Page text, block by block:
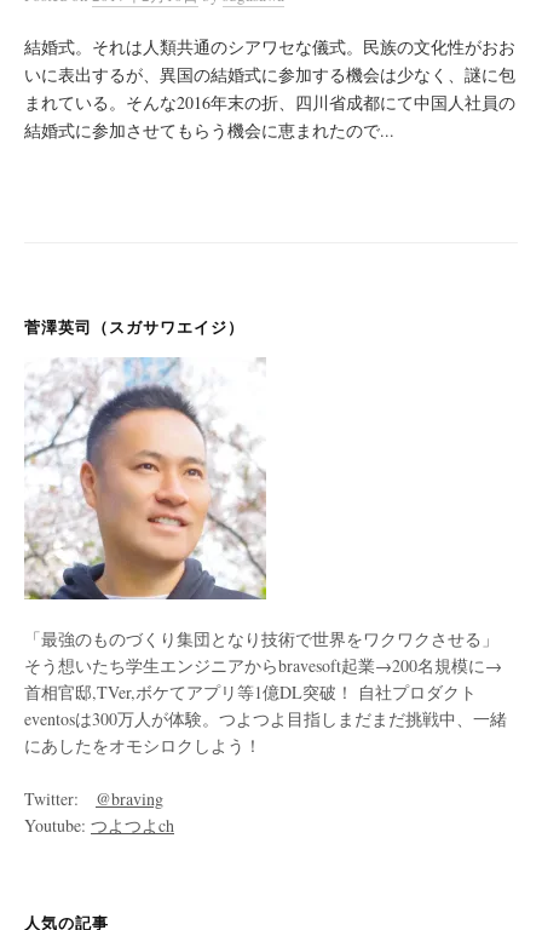
結婚式。それは人類共通のシアワセな儀式。民族の文化性がおお
いに表出するが、異国の結婚式に参加する機会は少なく、謎に包
まれている。そんな2016年末の折、四川省成都にて中国人社員の
結婚式に参加させてもらう機会に恵まれたので...
菅澤英司（スガサワエイジ）
「最強のものづくり集団となり技術で世界をワクワクさせる」
そう想いたち学生エンジニアからbravesoft起業→200名規模に→
首相官邸,TVer,ボケてアプリ等1億DL突破！ 自社プロダクト
eventosは300万人が体験。つよつよ目指しまだまだ挑戦中、一緒
にあしたをオモシロクしよう！
Twitter: @braving
Youtube: つよつよch
人気の記事